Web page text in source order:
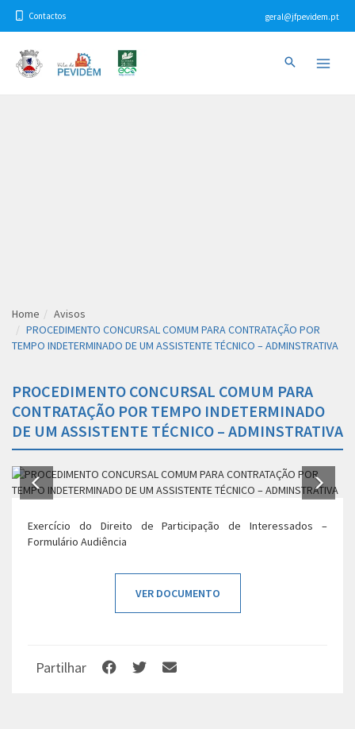
Skip
Contactos geral@jfpevidem.pt
Home
avisos
PROCEDIMENTO CONCURSAL COMUM PARA CONTRATAÇÃO POR
TEMPO INDETERMINADO DE UM ASSISTENTE TÉCNICO – ADMINSTRATIVA
PROCEDIMENTO CONCURSAL COMUM PARA
CONTRATAÇÃO POR TEMPO INDETERMINADO
DE UM ASSISTENTE TÉCNICO – ADMINSTRATIVA
Exercício do Direito de Participação de Interessados –
Formulário Audiência
VER DOCUMENTO
Partilhar